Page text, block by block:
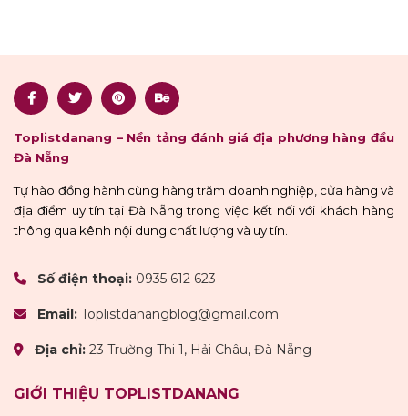
Toplistdanang – Nền tảng đánh giá địa phương hàng đầu
Đà Nẵng
Tự hào đồng hành cùng hàng trăm doanh nghiệp, cửa hàng và
địa điểm uy tín tại Đà Nẵng trong việc kết nối với khách hàng
thông qua kênh nội dung chất lượng và uy tín.
Số điện thoại: 0935 612 623
Email: Toplistdanangblog@gmail.com
Địa chỉ: 23 Trường Thi 1, Hải Châu, Đà Nẵng
GIỚI THIỆU TOPLISTDANANG